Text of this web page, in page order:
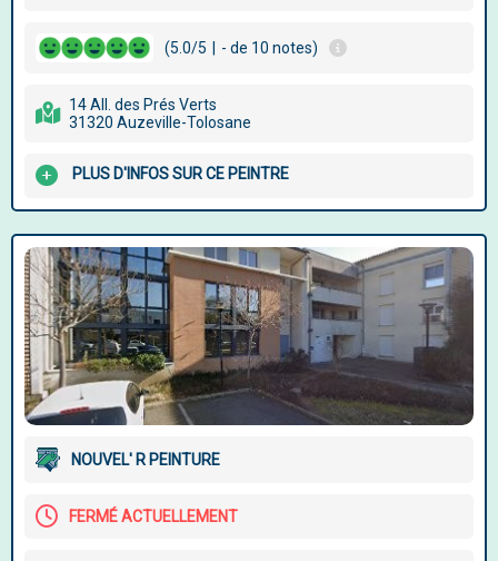
(5.0/5 - de 10 notes)
14 All. des Prés Verts
31320 Auzeville-Tolosane
PLUS D'INFOS SUR CE PEINTRE
NOUVEL' R PEINTURE
FERMÉ ACTUELLEMENT